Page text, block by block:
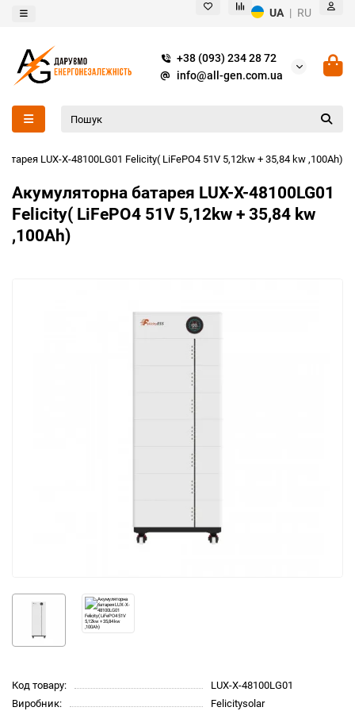
UA | RU
+38 (093) 234 28 72
info@all-gen.com.ua
LUX-X-48100LG01 Felicity( LiFePO4 51V 5,12kw + 35,84 kw ,100Аh)
Акумуляторна батарея LUX-X-48100LG01
Felicity( LiFePO4 51V 5,12kw + 35,84 kw
,100Аh)
Код товару:
LUX-X-48100LG01
Виробник:
Felicitysolar